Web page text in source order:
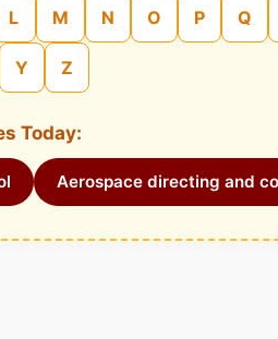
L M N O P Q
Y Z
Today:
Aerospace directing and